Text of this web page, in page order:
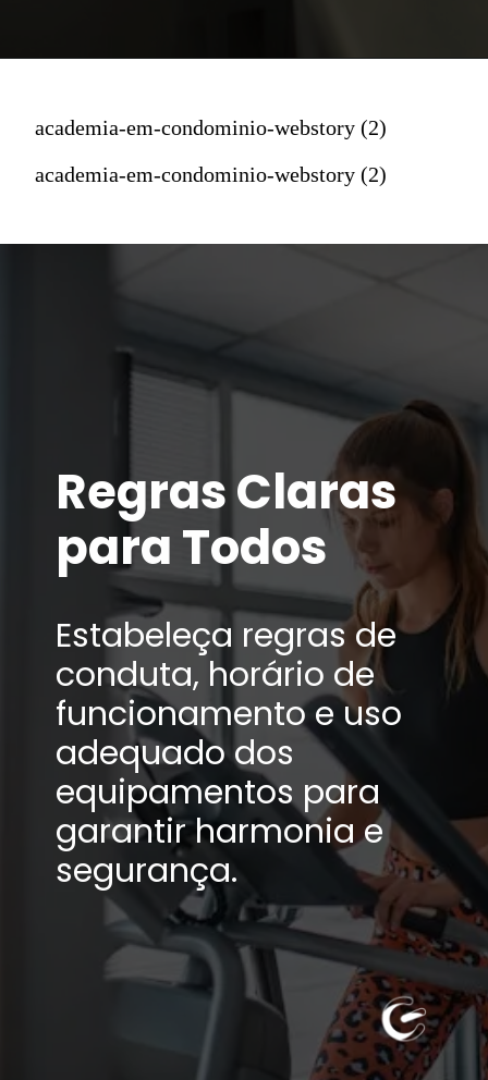
academia-em-condominio-webstory (2)
academia-em-condominio-webstory (2)
Regras Claras
para Todos
Estabeleça regras de
conduta, horário de
funcionamento e uso
adequado dos
equipamentos para
garantir harmonia e
segurança.